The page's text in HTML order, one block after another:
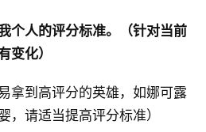
个人的评分标准。（针对当前
变化）
拿到高评分的英雄，如娜可露
，请适当提高评分标准）